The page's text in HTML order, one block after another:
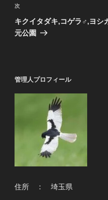
ゲ
ー
シ
次
の
投
次
キクイタダキ,コゲラ♂,ヨシ
元公園
管理人プロフィール
住所 ： 埼玉県